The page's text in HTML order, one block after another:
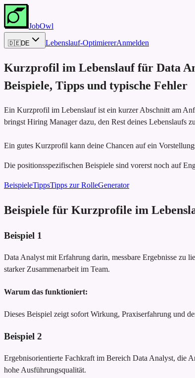
JobOwl
🇩🇪DE Lebenslauf-OptimiererAnmelden
Kurzprofil im Lebenslauf für Data
Beispiele, Tipps und typische Fehler
Ein Kurzprofil im Lebenslauf ist ein kurzer Abschnitt am
bringst Hiring Manager dazu, den Rest deines Lebenslaufs
Ein gutes Kurzprofil kann deine Chancen auf ein
Die positionsspezifischen Beispiele sind vorerst noch auf
BeispieleTippsTipps zur RolleGenerator
Beispiele für Kurzprofile im
Beispiel 1
Data Analyst mit Erfahrung darin, messbare Ergebnisse zu
starker Zusammenarbeit im Team.
Warum das funktioniert:
Dieses Beispiel zeigt sofort Wirkung, Praxiserfahrung und
Beispiel 2
Ergebnisorientierte Fachkraft im Bereich Data Analyst, die
hohe Ausführungsqualität.